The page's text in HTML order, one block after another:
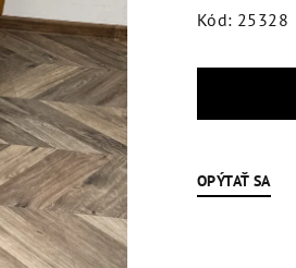
Kód: 25328
OPÝTAŤ SA